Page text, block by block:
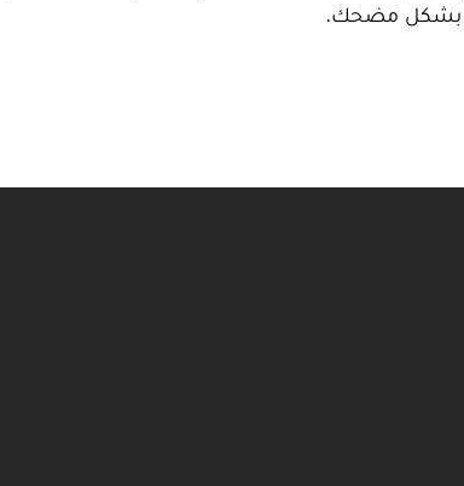
بشكل مضحك.